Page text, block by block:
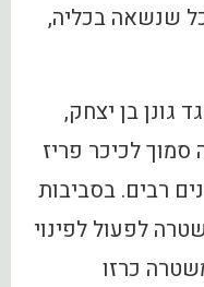
שנשאה בכליה,
גונן בן יצחק,
הפגנה סמוך לכיכר פריז
רבים. בסביבות
המשטרה לפעול לפינוי
כרזו